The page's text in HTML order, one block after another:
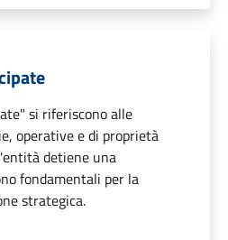
si riferiscono alle
operative e di proprietà
detiene una
fondamentali per la
strategica.